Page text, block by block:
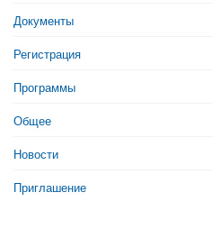
Документы
Регистрация
Программы
Общее
Новости
Приглашение